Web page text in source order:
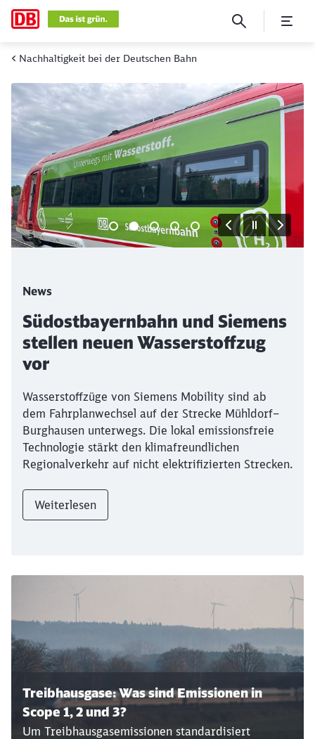
Aktuelles
Nachhaltigkeit bei der Deutschen Bahn
Klicken, um den folgenden Slider zu überspringen
News
Südostbayernbahn und Siemens
stellen neuen Wasserstoffzug
vor
Wasserstoffzüge von Siemens Mobility sind ab
dem Fahrplanwechsel auf der Strecke Mühldorf–
Burghausen unterwegs. Die lokal emissionsfreie
Technologie stärkt den klimafreundlichen
Regionalverkehr auf nicht elektrifizierten Strecken.
Weiterlesen
Ende des Sliders
Treibhausgase: Was sind Emissionen in
Scope 1, 2 und 3?
Um Treibhausgasemissionen standardisiert